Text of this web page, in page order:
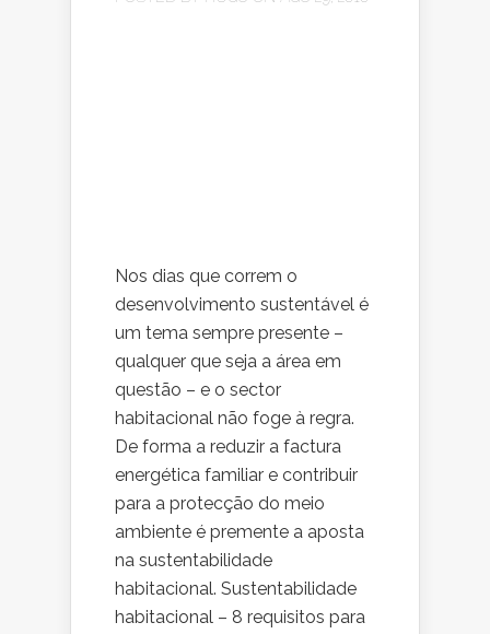
Nos dias que correm o
desenvolvimento sustentável é
um tema sempre presente –
qualquer que seja a área em
questão – e o sector
habitacional não foge à regra.
De forma a reduzir a factura
energética familiar e contribuir
para a protecção do meio
ambiente é premente a aposta
na sustentabilidade
habitacional. Sustentabilidade
habitacional – 8 requisitos para